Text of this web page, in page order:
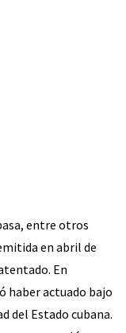
entre otros
en abril de
En
haber actuado bajo
del Estado cubana.